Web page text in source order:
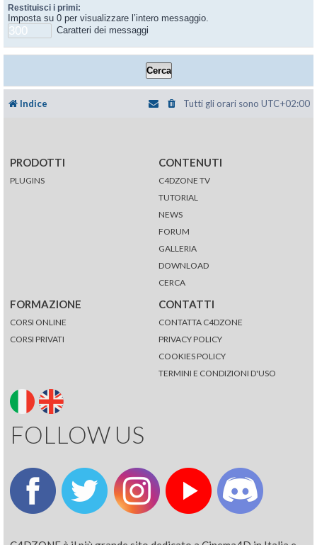
Restituisci i primi:
Imposta su 0 per visualizzare l’intero messaggio.
Caratteri dei messaggi
Indice Tutti gli orari sono UTC+02:00
PRODOTTI
PLUGINS
CONTENUTI
C4DZONE TV
TUTORIAL
NEWS
FORUM
GALLERIA
DOWNLOAD
CERCA
FORMAZIONE
CORSI ONLINE
CORSI PRIVATI
CONTATTI
CONTATTA C4DZONE
PRIVACY POLICY
COOKIES POLICY
TERMINI E CONDIZIONI D'USO
FOLLOW US